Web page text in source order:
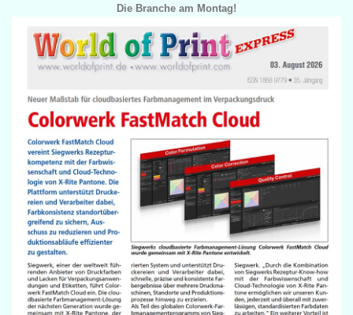
Die Branche am Montag!